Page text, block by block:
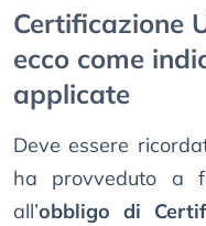
Certificazione
ecco come
applicate
Deve essere
ha provveduto a
all’obbligo di